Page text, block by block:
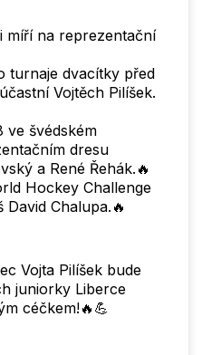
míří na reprezentační
turnaje dvacítky před
Vojtěch Pilíšek.
ve švédském
dresu
a René Řehák.🔥
Hockey Challenge
David Chalupa.🔥
Vojta Pilíšek bude
juniorky Liberce
céčkem!🔥💪